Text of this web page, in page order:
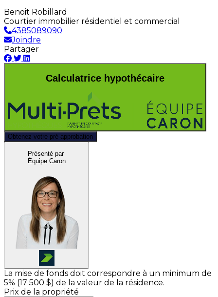
Benoit Robillard
Courtier immobilier résidentiel et commercial
4385089090
Joindre
Partager
Calculatrice hypothécaire
Obtenez votre pré-approbation
Présenté par
Équipe Caron
La mise de fonds doit correspondre à un minimum de
5% (17 500 $) de la valeur de la résidence.
Prix de la propriété